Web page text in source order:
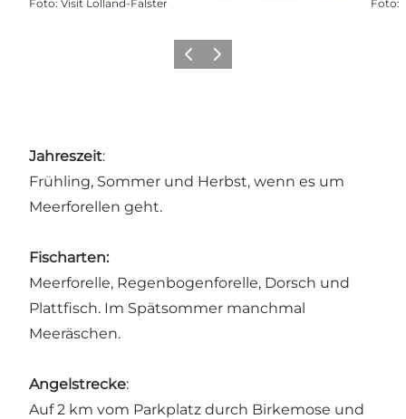
Foto: Visit Lolland-Falster Foto:
ZurückWeiter
Jahreszeit:
Frühling, Sommer und Herbst, wenn es um
Meerforellen geht.
Fischarten:
Meerforelle, Regenbogenforelle, Dorsch und
Plattfisch. Im Spätsommer manchmal
Meeräschen.
Angelstrecke:
Auf 2 km vom Parkplatz durch Birkemose und